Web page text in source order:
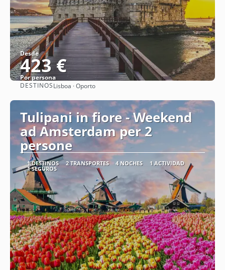
Desde
423 €
Por persona
DESTINOSLisboa · Oporto
Tulipani in fiore - Weekend
ad Amsterdam per 2
persone
1 DESTINOS 2 TRANSPORTES 4 NOCHES 1 ACTIVIDAD
1 SEGUROS